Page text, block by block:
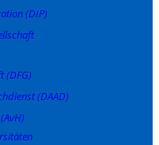
(DIP)
(DFG)
(DAAD)